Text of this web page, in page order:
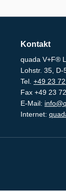
Kontakt
quada V+F®
Lohstr. 35,
Tel. +49 23
Fax +49 23
E-Mail:
Internet: